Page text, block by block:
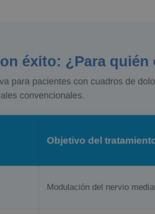
éxito: ¿Para
para pacientes con cuadros de
convencionales.
Objetivo del
Modulación del nervio